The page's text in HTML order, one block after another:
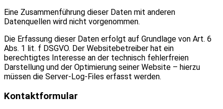
Eine Zusammenführung dieser Daten mit anderen
Datenquellen wird nicht vorgenommen.
Die Erfassung dieser Daten erfolgt auf Grundlage von Art. 6
Abs. 1 lit. f DSGVO. Der Websitebetreiber hat ein
berechtigtes Interesse an der technisch fehlerfreien
Darstellung und der Optimierung seiner Website – hierzu
müssen die Server-Log-Files erfasst werden.
Kontaktformular